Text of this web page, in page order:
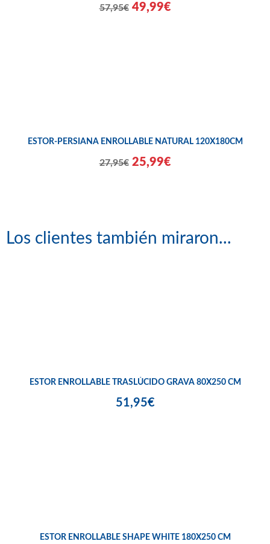
57,95€ 49,99€
ESTOR-PERSIANA ENROLLABLE NATURAL 120X180CM
27,95€ 25,99€
Los clientes también miraron...
ESTOR ENROLLABLE TRASLÚCIDO GRAVA 80X250 CM
51,95€
ESTOR ENROLLABLE SHAPE WHITE 180X250 CM